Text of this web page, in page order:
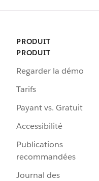
PRODUIT
PRODUIT
Regarder la démo
Tarifs
Payant vs. Gratuit
Accessibilité
Publications
recommandées
Journal des